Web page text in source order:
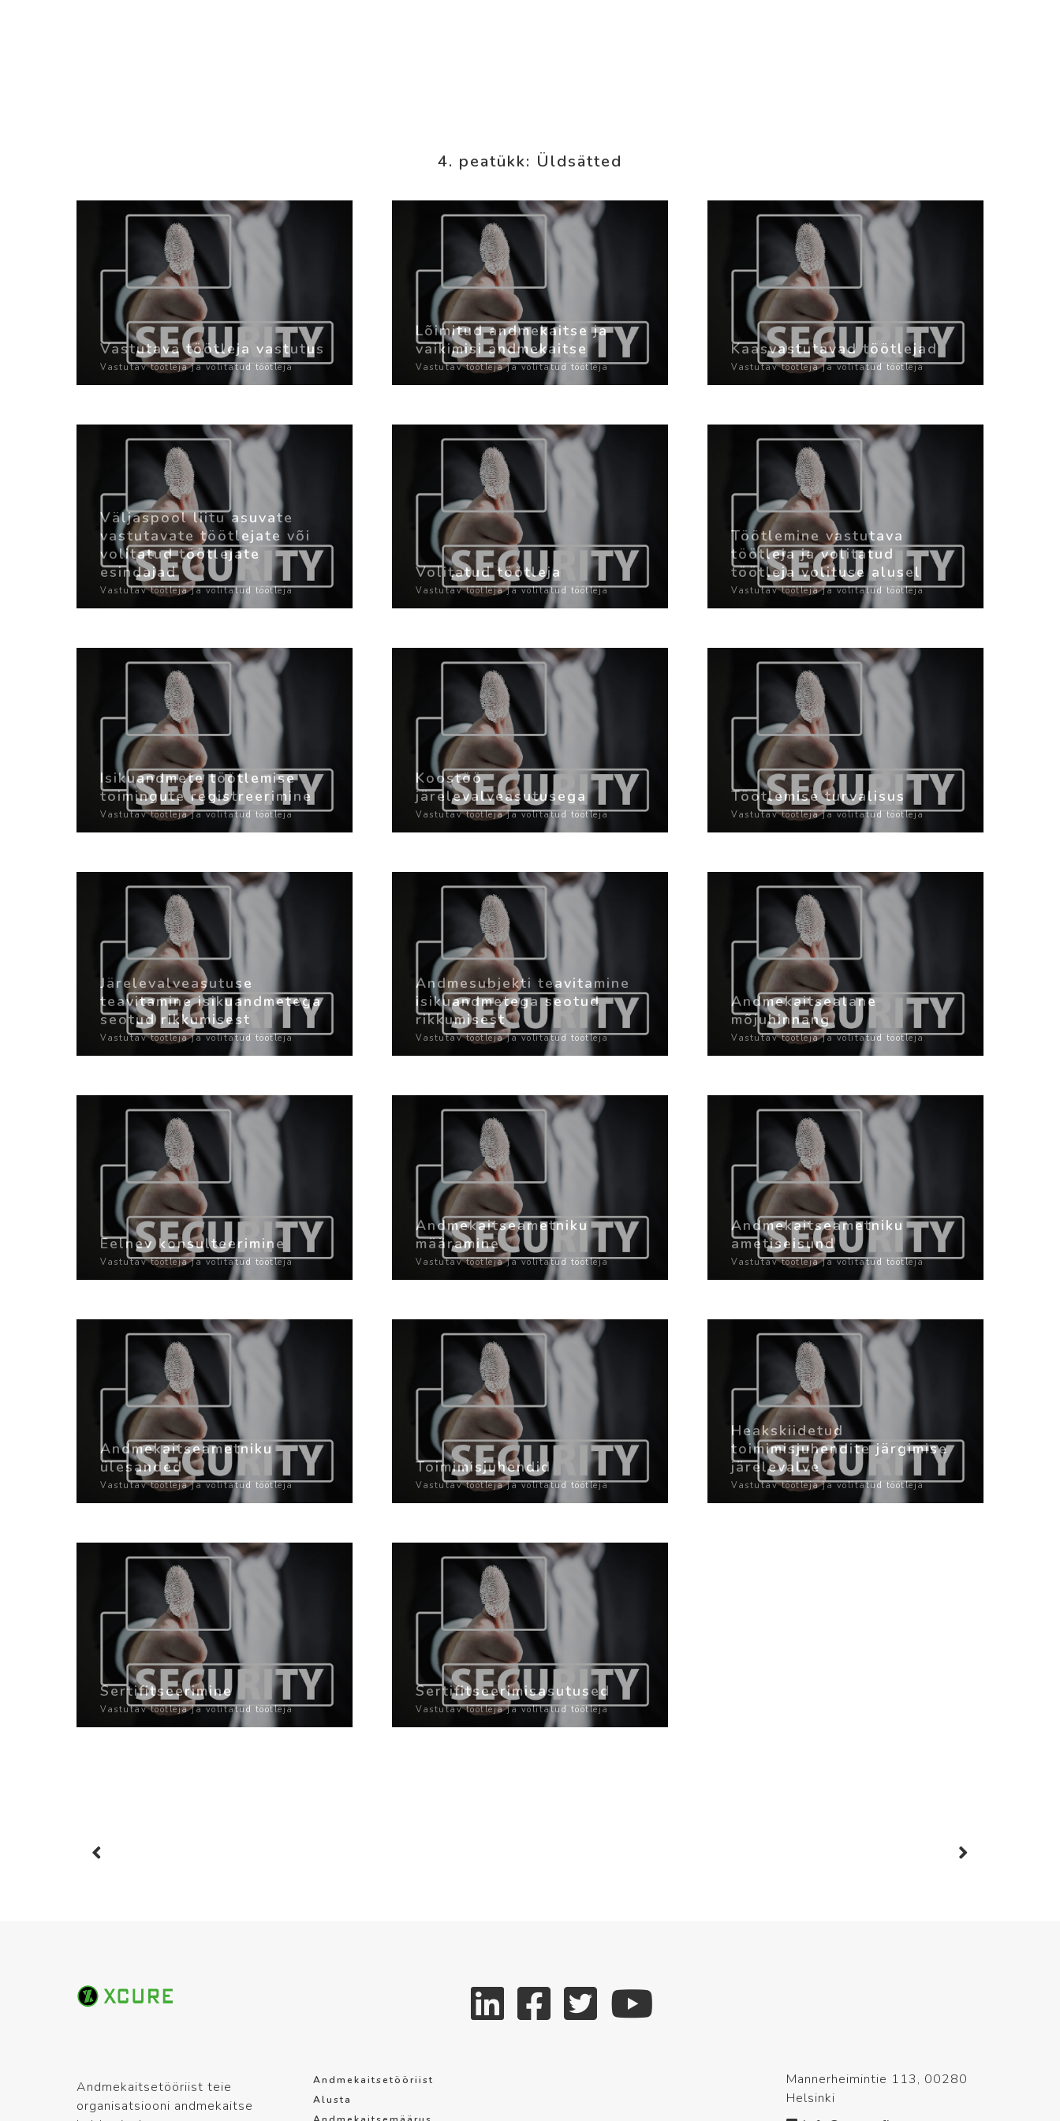
4. peatükk: Üldsätted
Vastutava töötleja vastutus
Vastutav töötleja ja volitatud töötleja
Lõimitud andmekaitse ja
vaikimisi andmekaitse
Vastutav töötleja ja volitatud töötleja
Kaasvastutavad töötlejad
Vastutav töötleja ja volitatud töötleja
Väljaspool liitu asuvate
vastutavate töötlejate või
volitatud töötlejate
esindajad
Vastutav töötleja ja volitatud töötleja
Volitatud töötleja
Vastutav töötleja ja volitatud töötleja
Töötlemine vastutava
töötleja ja volitatud
töötleja volituse alusel
Vastutav töötleja ja volitatud töötleja
Isikuandmete töötlemise
toimingute registreerimine
Vastutav töötleja ja volitatud töötleja
Koostöö
järelevalveasutusega
Vastutav töötleja ja volitatud töötleja
Töötlemise turvalisus
Vastutav töötleja ja volitatud töötleja
Järelevalveasutuse
teavitamine isikuandmetega
seotud rikkumisest
Vastutav töötleja ja volitatud töötleja
Andmesubjekti teavitamine
isikuandmetega seotud
rikkumisest
Vastutav töötleja ja volitatud töötleja
Andmekaitsealane
mõjuhinnang
Vastutav töötleja ja volitatud töötleja
Eelnev konsulteerimine
Vastutav töötleja ja volitatud töötleja
Andmekaitseametniku
määramine
Vastutav töötleja ja volitatud töötleja
Andmekaitseametniku
ametiseisund
Vastutav töötleja ja volitatud töötleja
Andmekaitseametniku
ülesanded
Vastutav töötleja ja volitatud töötleja
Toimimisjuhendid
Vastutav töötleja ja volitatud töötleja
Heakskiidetud
toimimisjuhendite järgimise
järelevalve
Vastutav töötleja ja volitatud töötleja
Sertifitseerimine
Vastutav töötleja ja volitatud töötleja
Sertifitseerimisasutused
Vastutav töötleja ja volitatud töötleja
Andmekaitsetööriist teie
organisatsiooni andmekaitse
Andmekaitsetööriist
Alusta
Mannerheimintie 113, 00280
Helsinki